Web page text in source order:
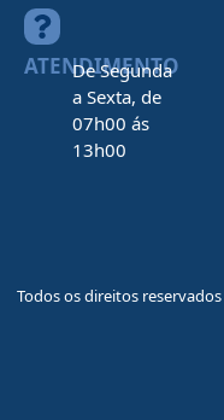
ATENDIMENTO
De Segunda
a Sexta, de
07h00 ás
13h00
Todos os direitos